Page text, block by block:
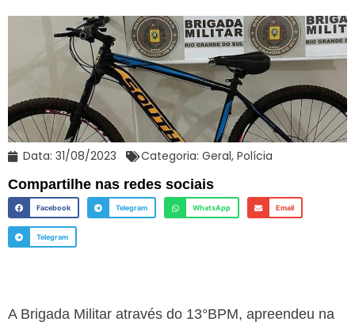
Data: 31/08/2023 Categoria: Geral, Polícia
Compartilhe nas redes sociais
Facebook Telegram WhatsApp Email
Telegram
A Brigada Militar através do 13°BPM, apreendeu na